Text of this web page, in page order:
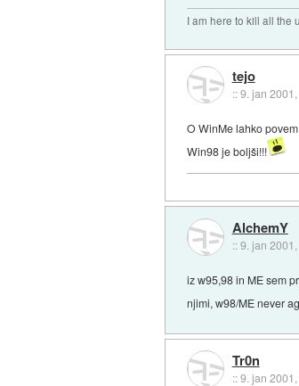
I am here to kill all the
tejo
::9. jan
O WinMe lahko
Win98 je boljši!!!
AlchemY
::9. jan
iz w95,98 in ME sem
njimi, w98/ME never
Tr0n
::9. jan